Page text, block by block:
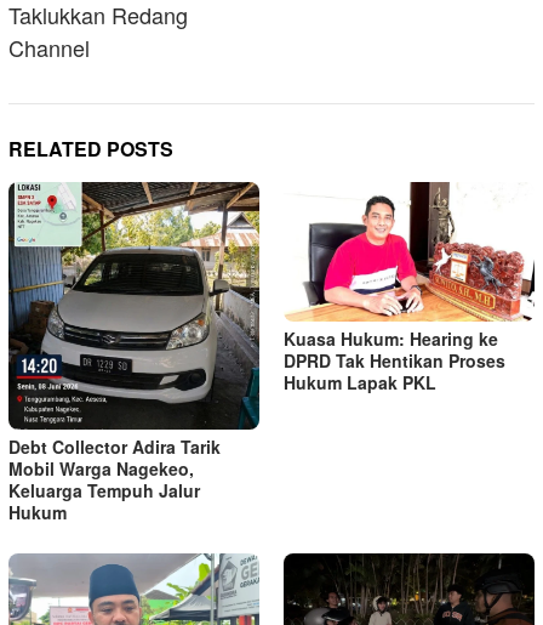
Taklukkan Redang
Channel
RELATED POSTS
Debt Collector Adira Tarik
Mobil Warga Nagekeo,
Keluarga Tempuh Jalur
Hukum
Kuasa Hukum: Hearing ke
DPRD Tak Hentikan Proses
Hukum Lapak PKL